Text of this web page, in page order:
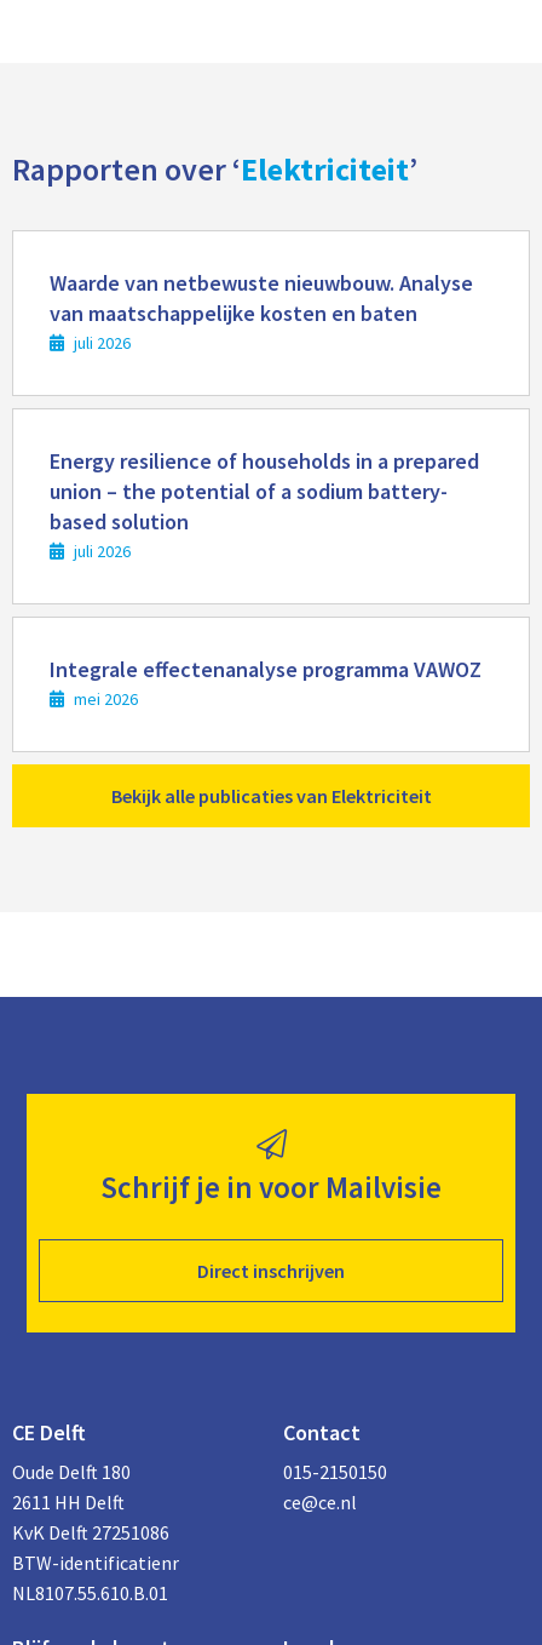
Rapporten over ‘Elektriciteit’
Waarde van netbewuste nieuwbouw. Analyse
van maatschappelijke kosten en baten
juli 2026
meer
Energy resilience of households in a prepared
union – the potential of a sodium battery-
based solution
juli 2026
meer
Integrale effectenanalyse programma VAWOZ
mei 2026
meer
Bekijk alle publicaties van Elektriciteit
Schrijf je in voor Mailvisie
Direct inschrijven
CE Delft
Oude Delft 180
2611 HH Delft
KvK Delft 27251086
BTW-identificatienr
NL8107.55.610.B.01
Contact
015-2150150
ce@ce.nl